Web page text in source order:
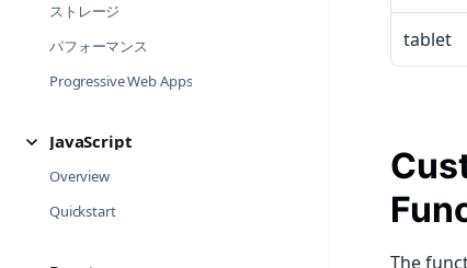
ストレージ
パフォーマンス
Progressive Web Apps
JavaScript
Overview
Quickstart
tablet
The